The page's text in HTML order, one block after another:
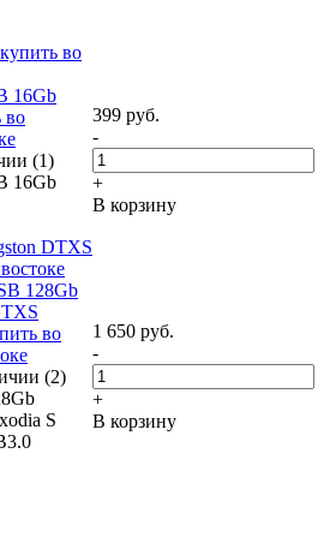
во
16Gb
во
(1)
16Gb
399 руб.
-
+
В корзину
DTXS
128Gb
во
(2)
S
1 650 руб.
-
+
В корзину